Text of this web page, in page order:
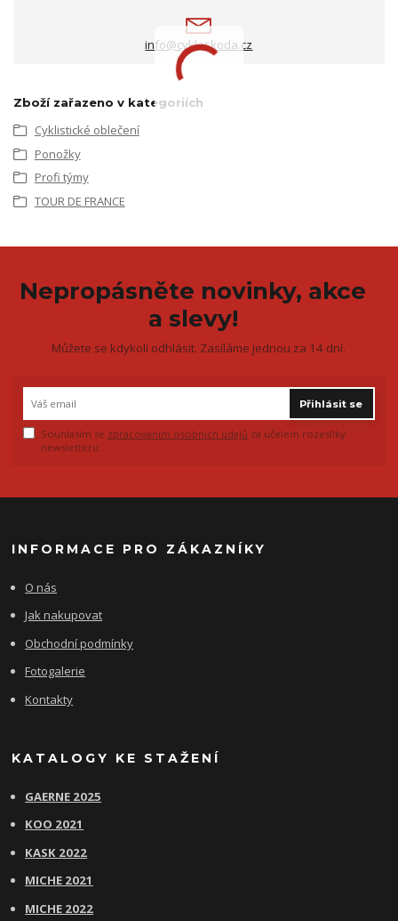
info@cykloskoda.cz
Zboží zařazeno v kategoriích
Cyklistické oblečení
Ponožky
Profi týmy
TOUR DE FRANCE
Nepropásněte novinky, akce
a slevy!
Můžete se kdykoli odhlásit. Zasíláme jednou za 14 dní.
Přihlásit se
Souhlasím se zpracováním osobních údajů za účelem rozesílky
newsletteru.
INFORMACE PRO ZÁKAZNÍKY
O nás
Jak nakupovat
Obchodní podmínky
Fotogalerie
Kontakty
KATALOGY KE STAŽENÍ
GAERNE 2025
KOO 2021
KASK 2022
MICHE 2021
MICHE 2022